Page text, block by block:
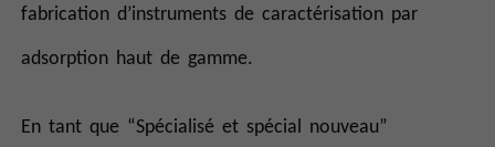
fabrication d’instruments de caractérisation par
adsorption haut de gamme.
En tant que “Spécialisé et spécial nouveau”